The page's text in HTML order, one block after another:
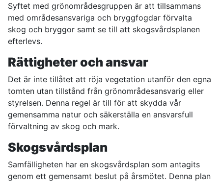
Syftet med grönområdesgruppen är att tillsammans
med områdesansvariga och bryggfogdar förvalta
skog och bryggor samt se till att skogsvårdsplanen
efterlevs.
Rättigheter och ansvar
Det är inte tillåtet att röja vegetation utanför den egna
tomten utan tillstånd från grönområdesansvarig eller
styrelsen. Denna regel är till för att skydda vår
gemensamma natur och säkerställa en ansvarsfull
förvaltning av skog och mark.
Skogsvårdsplan
Samfälligheten har en skogsvårdsplan som antagits
genom ett gemensamt beslut på årsmötet. Denna plan